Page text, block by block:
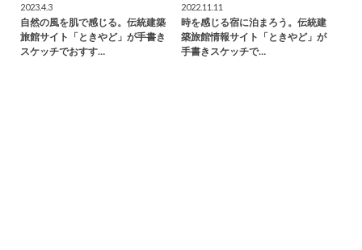
2023.4.3
自然の風を肌で感じる。伝統建築
旅館サイト「ときやど」が手書き
スケッチでおすす…
2022.11.11
時を感じる宿に泊まろう。伝統建
築旅館情報サイト「ときやど」が
手書きスケッチで…